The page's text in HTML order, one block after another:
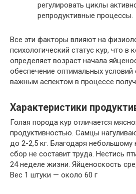
регулировать циклы
репродуктивные процессы.
Все эти факторы влияют на
психологический статус кур, что в
определяет возраст начала
обеспечение оптимальных условий
важным аспектом в процессе
Характеристики
Голая порода кур отличается
продуктивностью. Самцы
до 2-2,5 кг. Благодаря небольшому
сбор не составит труда. Нестись
24 неделе жизни. Яйценоскость
Вес 1 штуки — около 60 г